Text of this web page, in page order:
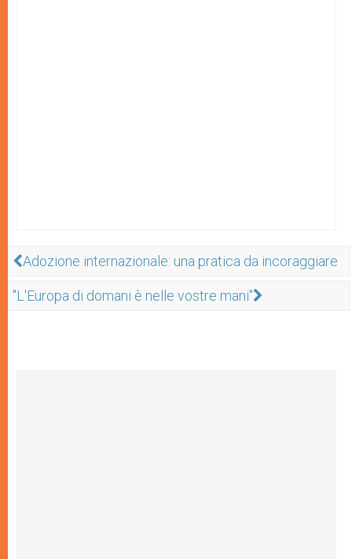
Adozione internazionale: una pratica da incoraggiare
"L'Europa di domani è nelle vostre mani"